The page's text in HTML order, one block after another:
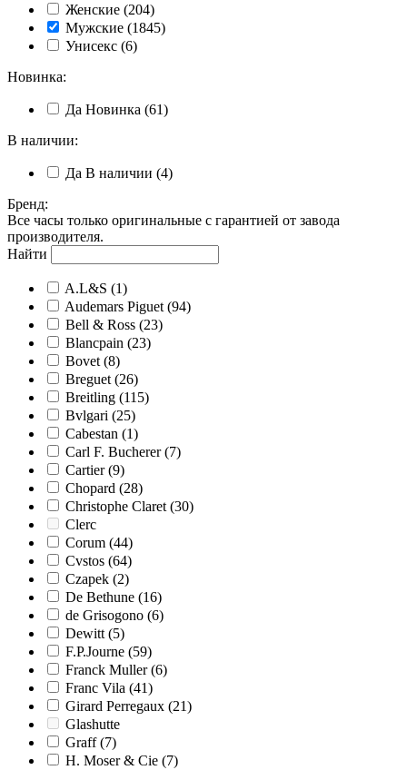
Женские (204)
Мужские (1845)
Унисекс (6)
Новинка:
Да Новинка (61)
В наличии:
Да В наличии (4)
Бренд:
Все часы только оригинальные с гарантией от завода
производителя.
Найти
A.L&S (1)
Audemars Piguet (94)
Bell & Ross (23)
Blancpain (23)
Bovet (8)
Breguet (26)
Breitling (115)
Bvlgari (25)
Cabestan (1)
Carl F. Bucherer (7)
Cartier (9)
Chopard (28)
Christophe Claret (30)
Clerc
Corum (44)
Cvstos (64)
Czapek (2)
De Bethune (16)
de Grisogono (6)
Dewitt (5)
F.P.Journe (59)
Franck Muller (6)
Franc Vila (41)
Girard Perregaux (21)
Glashutte
Graff (7)
H. Moser & Cie (7)